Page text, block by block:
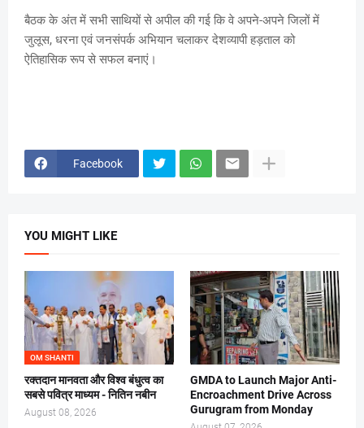
बैठक के अंत में सभी साथियों से अपील की गई कि वे अपने-अपने जिलों में
जुलूस, धरना एवं जनसंपर्क अभियान चलाकर देशव्यापी हड़ताल को
ऐतिहासिक रूप से सफल बनाएं।
Facebook
YOU MIGHT LIKE
OM SHANTI
रक्तदान मानवता और विश्व बंधुत्व का
सबसे पवित्र माध्यम - नितिन नबीन
August 08, 2026
GMDA to Launch Major Anti-
Encroachment Drive Across
Gurugram from Monday